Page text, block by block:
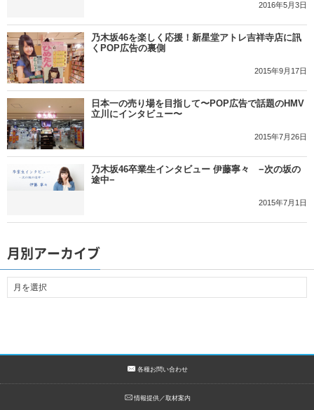
2016年5月3日
乃木坂46を楽しく応援！新星堂アトレ吉祥寺店に訊
くPOP広告の裏側
2015年9月17日
日本一の売り場を目指して〜POP広告で話題のHMV
立川にインタビュー〜
2015年7月26日
乃木坂46卒業生インタビュー 伊藤寧々 −次の坂の
途中−
2015年7月1日
月別アーカイブ
各種お問い合わせ
情報提供／取材案内